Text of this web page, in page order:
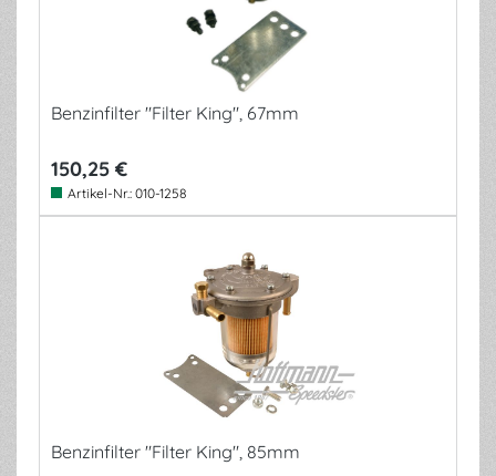
Benzinfilter "Filter King", 67mm
150,25 €
Artikel-Nr.: 010-1258
Benzinfilter "Filter King", 85mm